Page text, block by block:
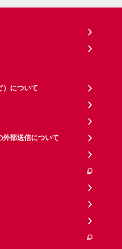
）について
外部送信について